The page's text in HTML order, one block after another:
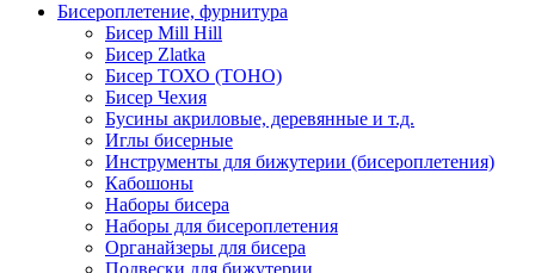
Бисероплетение, фурнитура
Бисер Mill Hill
Бисер Zlatka
Бисер ТОХО (TOHO)
Бисер Чехия
Бусины акриловые, деревянные и т.д.
Иглы бисерные
Инструменты для бижутерии (бисероплетения)
Кабошоны
Наборы бисера
Наборы для бисероплетения
Органайзеры для бисера
Подвески для бижутерии